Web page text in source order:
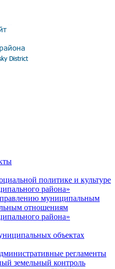
политике и культуре
района»
муниципальным
отношениям
района»
объектах
регламенты
земельный контроль